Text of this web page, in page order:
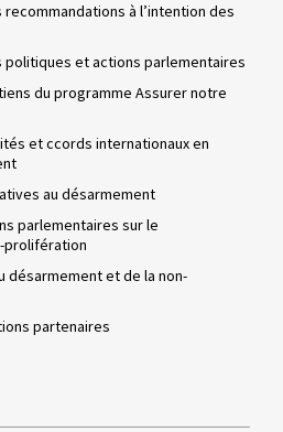
à l’intention des
et actions parlementaires
du programme Assurer notre
et ccords internationaux en
au désarmement
parlementaires sur le
prolifération
désarmement et de la non-
partenaires